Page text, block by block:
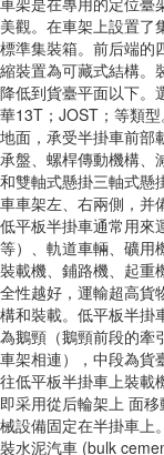
美觀。在車架上設置了
標準集裝箱。前后端的
縮裝置為可藏式結構。
降低到貨臺平面以下。
華13T；JOST；等類
地面，承受半掛車前部
承盤、螺桿傳動機構、
和雙軸式懸掛三軸式懸
車車架左、右兩側，
低平板半掛車通常用來
等）、軌道車輛、礦用
裝載機、鋪路機、起重
全性越好，運輸超高貨
構和裝載。低平板半掛
為鵝頸（鵝頸前段的牽
車架相連），中段為貨
往低平板半掛車上裝載
即采用從后輪架上 面
械設備固定在半掛車
裝水泥汽車 (bulk